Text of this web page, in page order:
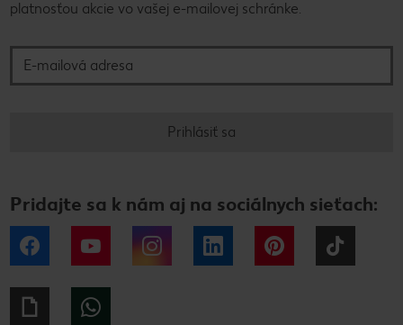
platnosťou akcie vo vašej e-mailovej schránke.
Prihlásiť sa
Pridajte sa k nám aj na sociálnych sieťach:
Facebook YouTube Instagram LinkedIn Pinterest
Giphy